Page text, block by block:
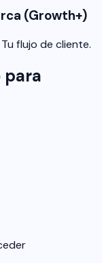
(Growth+)
flujo de cliente.
para